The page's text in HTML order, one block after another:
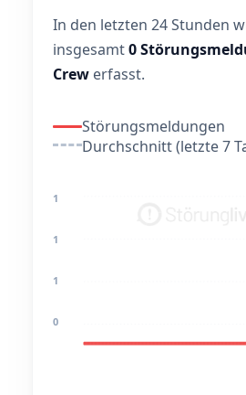
In den letzten 24 Stunden
insgesamt0
Crew erfasst.
Störungsmeldungen
Durchschnitt (letzte 7
1
1
1
0